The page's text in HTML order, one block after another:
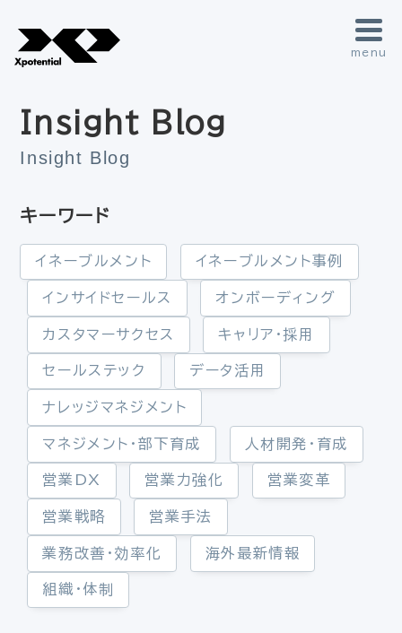
menu
Insight Blog
Insight Blog
キーワード
イネーブルメント イネーブルメント事例
インサイドセールス オンボーディング
カスタマーサクセス キャリア・採用
セールステック データ活用
ナレッジマネジメント
マネジメント・部下育成 人材開発・育成
営業DX 営業力強化 営業変革
営業戦略 営業手法
業務改善・効率化 海外最新情報
組織・体制